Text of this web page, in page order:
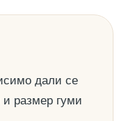
дали се
размер гуми